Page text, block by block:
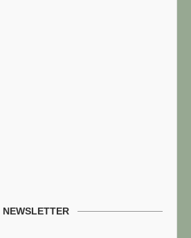
NEWSLETTER